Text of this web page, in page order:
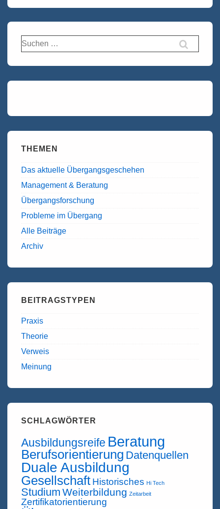
der
Beiträge
Suchen
nach:
THEMEN
Das aktuelle Übergangsgeschehen
Management & Beratung
Übergangsforschung
Probleme im Übergang
Alle Beiträge
Archiv
BEITRAGSTYPEN
Praxis
Theorie
Verweis
Meinung
SCHLAGWÖRTER
Ausbildungsreife Beratung
Berufsorientierung Datenquellen
Duale Ausbildung
Gesellschaft Historisches Hi Tech
Studium Weiterbildung Zeitarbeit
Zertifikatorientierung